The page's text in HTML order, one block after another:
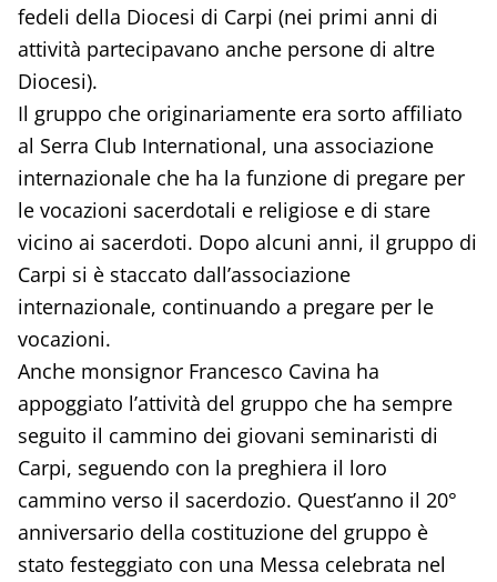
fedeli della Diocesi di Carpi (nei primi anni di
attività partecipavano anche persone di altre
Diocesi).
Il gruppo che originariamente era sorto affiliato
al Serra Club International, una associazione
internazionale che ha la funzione di pregare per
le vocazioni sacerdotali e religiose e di stare
vicino ai sacerdoti. Dopo alcuni anni, il gruppo di
Carpi si è staccato dall’associazione
internazionale, continuando a pregare per le
vocazioni.
Anche monsignor Francesco Cavina ha
appoggiato l’attività del gruppo che ha sempre
seguito il cammino dei giovani seminaristi di
Carpi, seguendo con la preghiera il loro
cammino verso il sacerdozio. Quest’anno il 20°
anniversario della costituzione del gruppo è
stato festeggiato con una Messa celebrata nel